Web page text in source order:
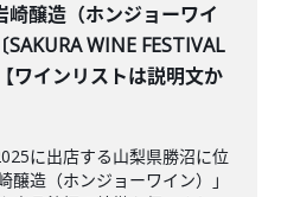
崎醸造（ホンジョーワイ
SAKURA WINE FESTIVAL
ワインリストは説明文か
に出店する山梨県勝沼に位
造（ホンジョーワイン）」